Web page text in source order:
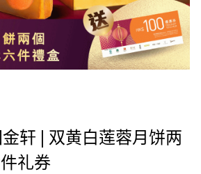
轩 | 双黄白莲蓉月饼两
礼券